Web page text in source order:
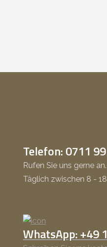
Telefon: 0711
Rufen Sie uns gerne an.
Täglich zwischen 8 -
WhatsApp: +49